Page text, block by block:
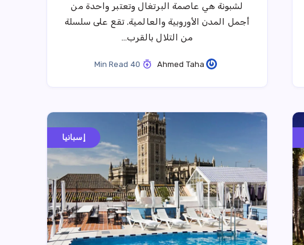
لشبونة هي عاصمة البرتغال وتعتبر واحدة من
أجمل المدن الأوروبية والعالمية. تقع على سلسلة
من التلال بالقرب…
Ahmed Taha
إسبانيا